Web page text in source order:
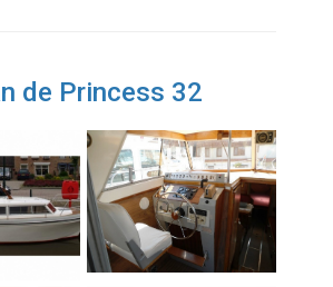
de Princess 32